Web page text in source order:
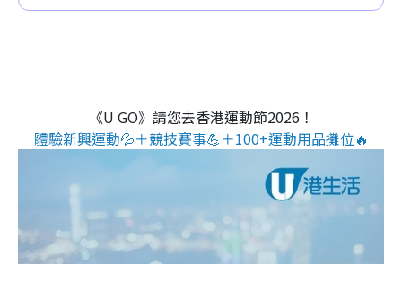
《U GO》請您去香港運動節2026！
體驗新興運動💦＋競技賽事💪＋100+運動用品攤位🔥